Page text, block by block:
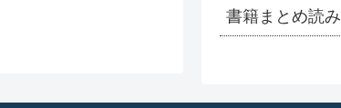
書籍まとめ読み